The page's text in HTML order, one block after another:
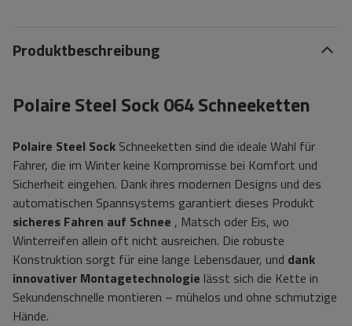
Produktbeschreibung
Polaire Steel Sock 064 Schneeketten
Polaire Steel Sock Schneeketten sind die ideale Wahl für
Fahrer, die im Winter keine Kompromisse bei Komfort und
Sicherheit eingehen. Dank ihres modernen Designs und des
automatischen Spannsystems garantiert dieses Produkt
sicheres Fahren auf Schnee , Matsch oder Eis, wo
Winterreifen allein oft nicht ausreichen. Die robuste
Konstruktion sorgt für eine lange Lebensdauer, und dank
innovativer Montagetechnologie lässt sich die Kette in
Sekundenschnelle montieren – mühelos und ohne schmutzige
Hände.